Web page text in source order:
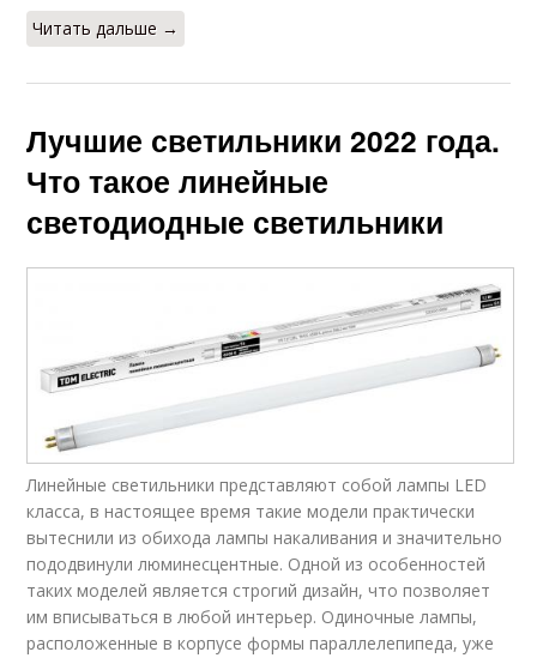
Читать дальше →
Лучшие светильники 2022 года.
Что такое линейные
светодиодные светильники
Линейные светильники представляют собой лампы LED
класса, в настоящее время такие модели практически
вытеснили из обихода лампы накаливания и значительно
пододвинули люминесцентные. Одной из особенностей
таких моделей является строгий дизайн, что позволяет
им вписываться в любой интерьер. Одиночные лампы,
расположенные в корпусе формы параллелепипеда, уже